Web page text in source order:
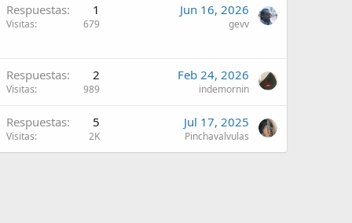
Respuestas 1
Visitas 679
Jun 16, 2026
gevv
Respuestas 2
Visitas 989
Feb 24, 2026
indemornin
Respuestas 5
Visitas 2K
Jul 17, 2025
Pinchavalvulas